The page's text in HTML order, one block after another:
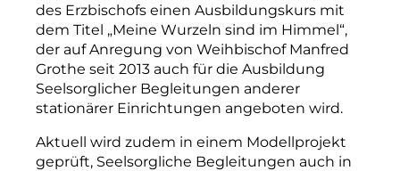
des Erzbischofs einen Ausbildungskurs mit
dem Titel „Meine Wurzeln sind im Himmel“,
der auf Anregung von Weihbischof Manfred
Grothe seit 2013 auch für die Ausbildung
Seelsorglicher Begleitungen anderer
stationärer Einrichtungen angeboten wird.
Aktuell wird zudem in einem Modellprojekt
geprüft, Seelsorgliche Begleitungen auch in